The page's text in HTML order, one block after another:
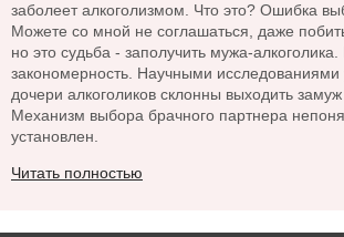
заболеет алкоголизмом. Что это? Ошибка
Можете со мной не соглашаться, даже
но это судьба - заполучить мужа-
закономерность. Научными исследованиями
дочери алкоголиков склонны выходить замуж
Механизм выбора брачного партнера
установлен.
Читать полностью